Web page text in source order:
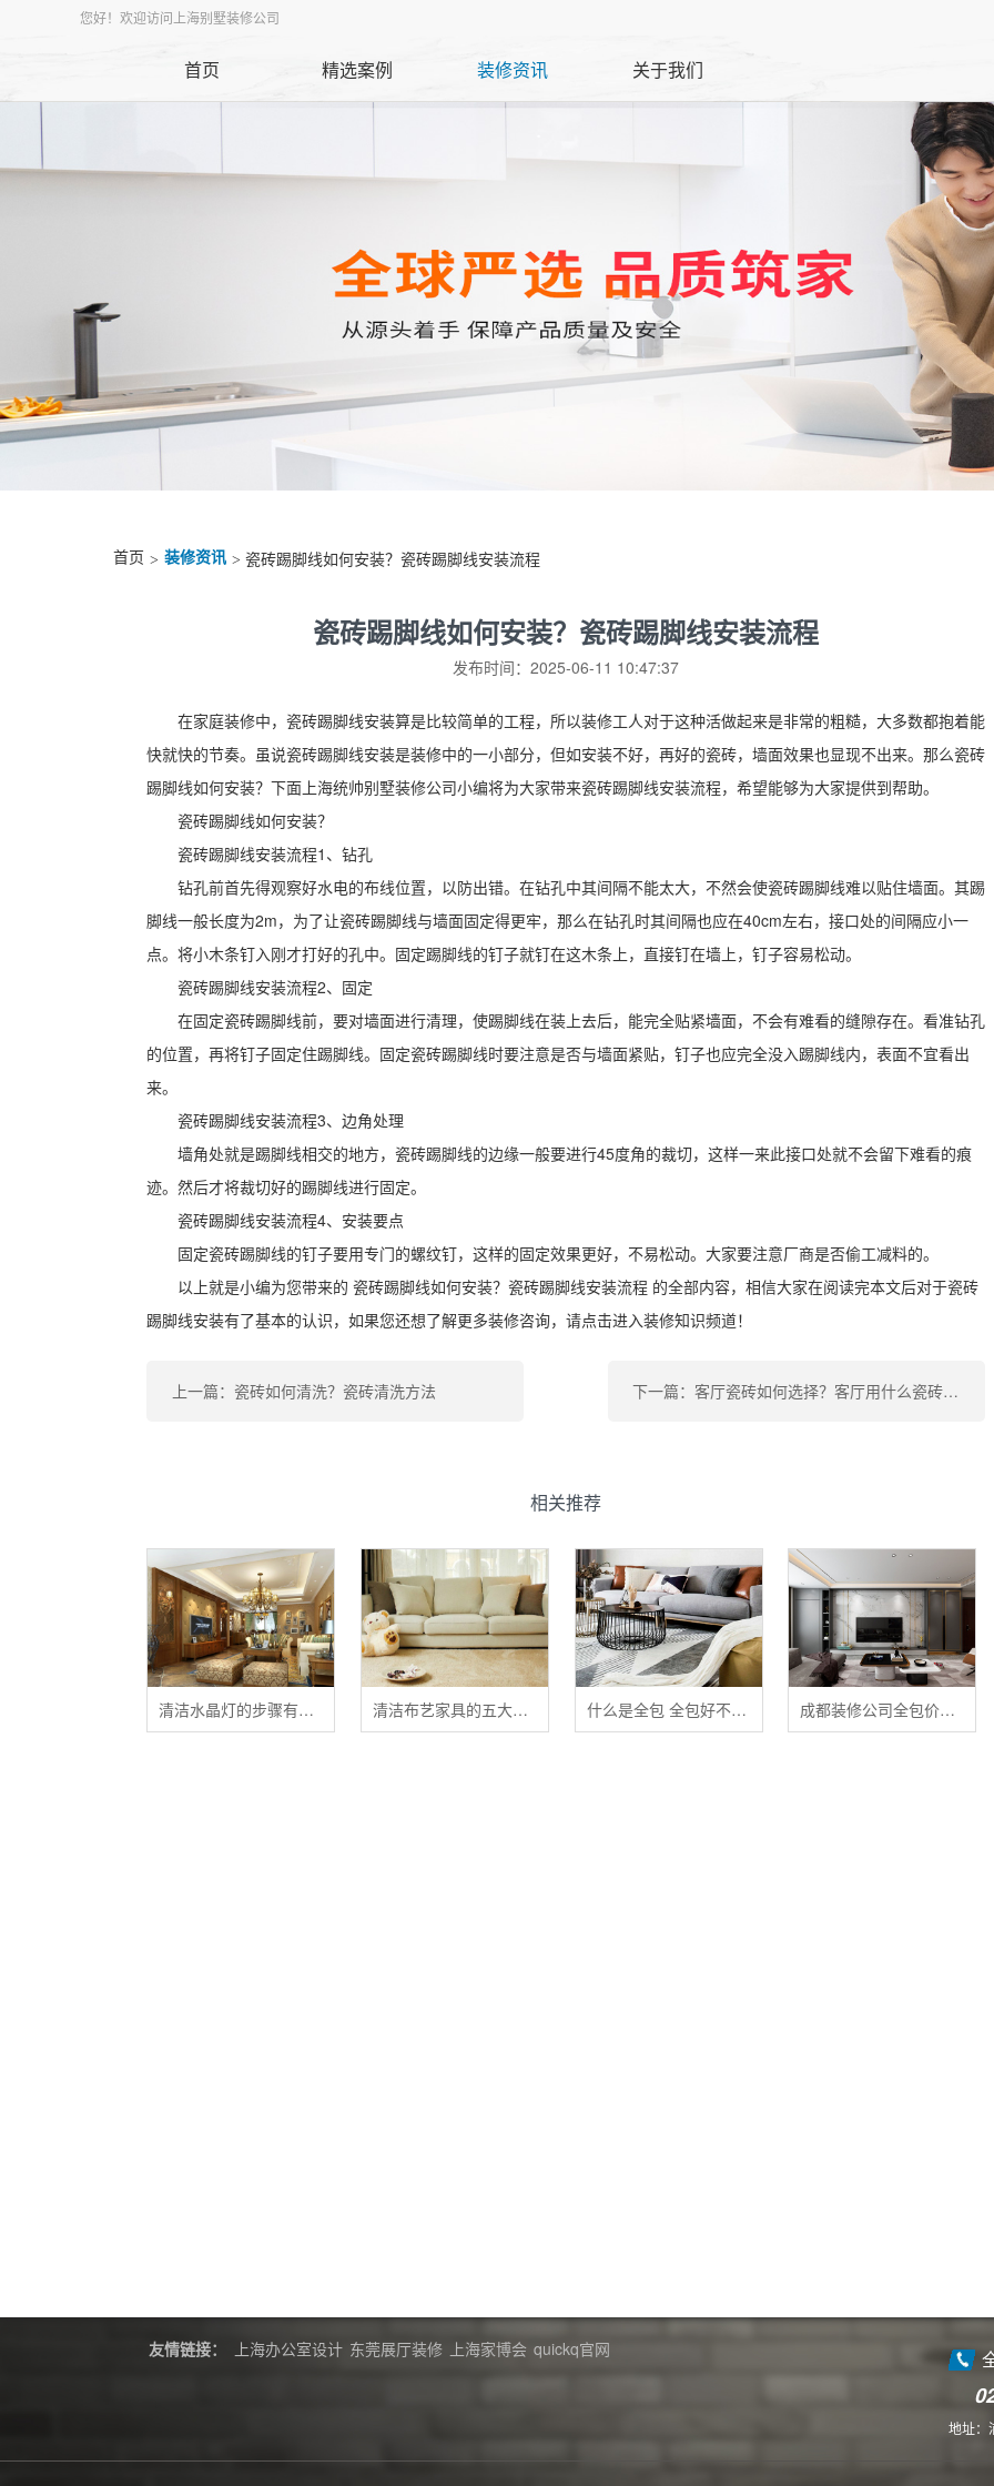
您好！欢迎访问上海别墅装修公司
首页 精选案例 装修资讯 关于我们
首页 > 装修资讯 > 瓷砖踢脚线如何安装？瓷砖踢脚线安装流程
瓷砖踢脚线如何安装？瓷砖踢脚线安装流程
发布时间：2025-06-11 10:47:37
在家庭装修中，瓷砖踢脚线安装算是比较简单的工程，所以装修工人对于这种活做起来是非常的粗糙，大多数都抱着能
快就快的节奏。虽说瓷砖踢脚线安装是装修中的一小部分，但如安装不好，再好的瓷砖，墙面效果也显现不出来。那么瓷砖
踢脚线如何安装？下面上海统帅别墅装修公司小编将为大家带来瓷砖踢脚线安装流程，希望能够为大家提供到帮助。
瓷砖踢脚线如何安装？
瓷砖踢脚线安装流程1、钻孔
钻孔前首先得观察好水电的布线位置，以防出错。在钻孔中其间隔不能太大，不然会使瓷砖踢脚线难以贴住墙面。其踢
脚线一般长度为2m，为了让瓷砖踢脚线与墙面固定得更牢，那么在钻孔时其间隔也应在40cm左右，接口处的间隔应小一
点。将小木条钉入刚才打好的孔中。固定踢脚线的钉子就钉在这木条上，直接钉在墙上，钉子容易松动。
瓷砖踢脚线安装流程2、固定
在固定瓷砖踢脚线前，要对墙面进行清理，使踢脚线在装上去后，能完全贴紧墙面，不会有难看的缝隙存在。看准钻孔
的位置，再将钉子固定住踢脚线。固定瓷砖踢脚线时要注意是否与墙面紧贴，钉子也应完全没入踢脚线内，表面不宜看出
来。
瓷砖踢脚线安装流程3、边角处理
墙角处就是踢脚线相交的地方，瓷砖踢脚线的边缘一般要进行45度角的裁切，这样一来此接口处就不会留下难看的痕
迹。然后才将裁切好的踢脚线进行固定。
瓷砖踢脚线安装流程4、安装要点
固定瓷砖踢脚线的钉子要用专门的螺纹钉，这样的固定效果更好，不易松动。大家要注意厂商是否偷工减料的。
以上就是小编为您带来的 瓷砖踢脚线如何安装？瓷砖踢脚线安装流程 的全部内容，相信大家在阅读完本文后对于瓷砖
踢脚线安装有了基本的认识，如果您还想了解更多装修咨询，请点击进入装修知识频道！
上一篇：瓷砖如何清洗？瓷砖清洗方法 下一篇：客厅瓷砖如何选择？客厅用什么瓷砖好？
相关推荐
清洁水晶灯的步骤有哪些？ 清洁布艺家具的五大禁忌 什么是全包 全包好不好 全包装修注意事项有哪些 成都装修公司全包价格 成都全包装修多少钱一平
友情链接： 上海办公室设计 东莞展厅装修 上海家博会 quickq官网
地址：